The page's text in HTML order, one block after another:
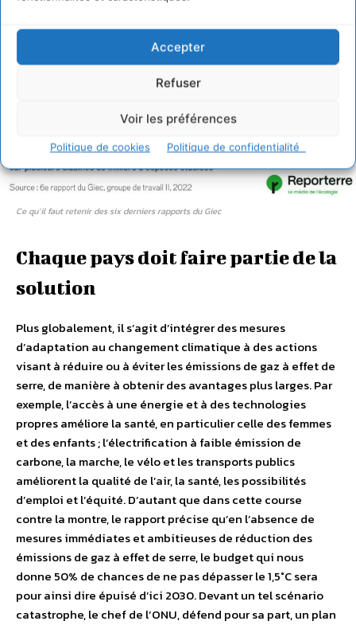
Accepter
Refuser
Voir les préférences
Politique de cookies Politique de confidentialité
Ce qu’il faut retenir des six derniers rapports du Giec
Chaque pays doit faire partie de la
solution
Plus globalement, il s’agit d’intégrer des mesures
d’adaptation au changement climatique à des actions
visant à réduire ou à éviter les émissions de gaz à effet de
serre, de manière à obtenir des avantages plus larges. Par
exemple, l’accès à une énergie et à des technologies
propres améliore la santé, en particulier celle des femmes
et des enfants ; l’électrification à faible émission de
carbone, la marche, le vélo et les transports publics
améliorent la qualité de l’air, la santé, les possibilités
d’emploi et l’équité. D’autant que dans cette course
contre la montre, le rapport précise qu’en l’absence de
mesures immédiates et ambitieuses de réduction des
émissions de gaz à effet de serre, le budget qui nous
donne 50% de chances de ne pas dépasser le 1,5°C sera
pour ainsi dire épuisé d’ici 2030. Devant un tel scénario
catastrophe, le chef de l’ONU, défend pour sa part, un plan